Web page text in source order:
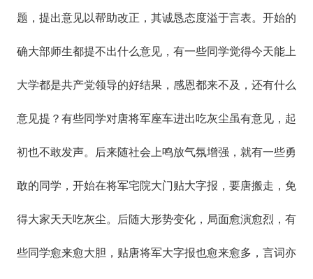
题，提出意见以帮助改正，其诚恳态度溢于言表。开始的
确大部师生都提不出什么意见，有一些同学觉得今天能上
大学都是共产党领导的好结果，感恩都来不及，还有什么
意见提？有些同学对唐将军座车进出吃灰尘虽有意见，起
初也不敢发声。后来随社会上鸣放气氛增强，就有一些勇
敢的同学，开始在将军宅院大门贴大字报，要唐搬走，免
得大家天天吃灰尘。后随大形势变化，局面愈演愈烈，有
些同学愈来愈大胆，贴唐将军大字报也愈来愈多，言词亦